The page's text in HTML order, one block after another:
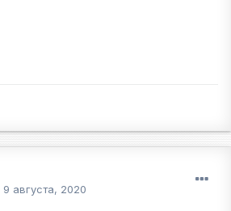
9 августа, 2020